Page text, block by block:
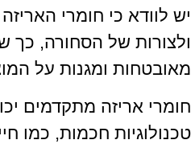
יש לוודא כי חומרי
ולצורות של הסחורה, כך
מאובטחות ומגנות על
חומרי אריזה מתקדמים
טכנולוגיות חכמות, כמו